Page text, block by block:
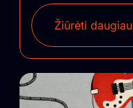
Žiūrėti daugiau